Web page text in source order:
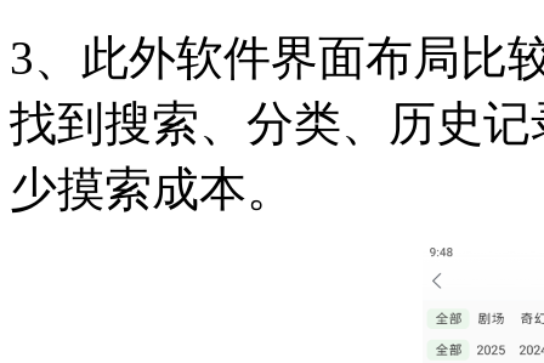
3、此外软件界面布局比
找到搜索、分类、历史
少摸索成本。